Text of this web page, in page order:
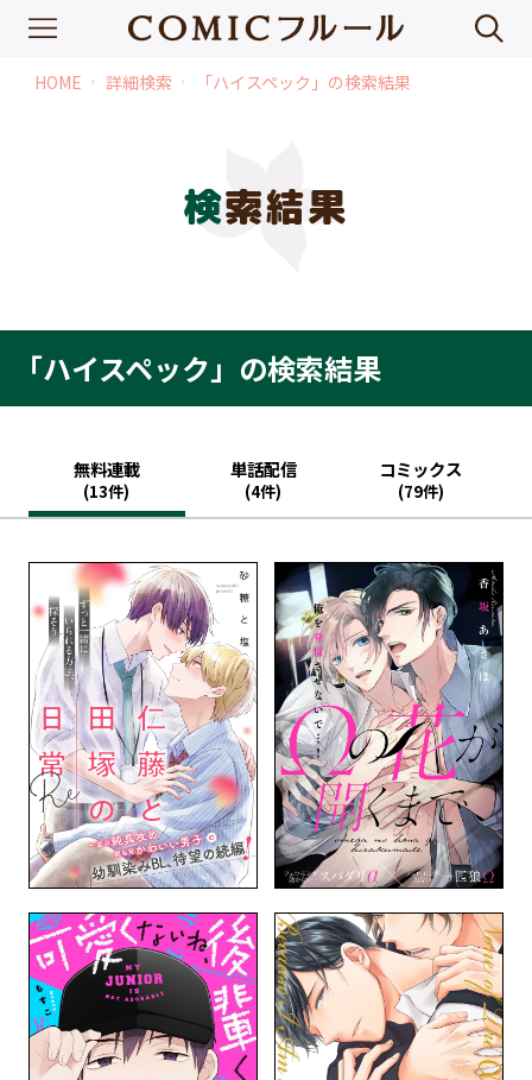
HOME chevron_right 詳細検索 chevron_right 「ハイスペック」の検索結果
検索結果
「ハイスペック」の検索結果
無料連載
(13件)
単話配信
(4件)
コミックス
(79件)